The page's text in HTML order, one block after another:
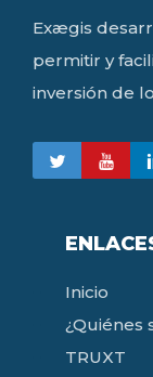
Exægis
permitir y
inversión de
Inicio
¿Quiénes
TRUXT